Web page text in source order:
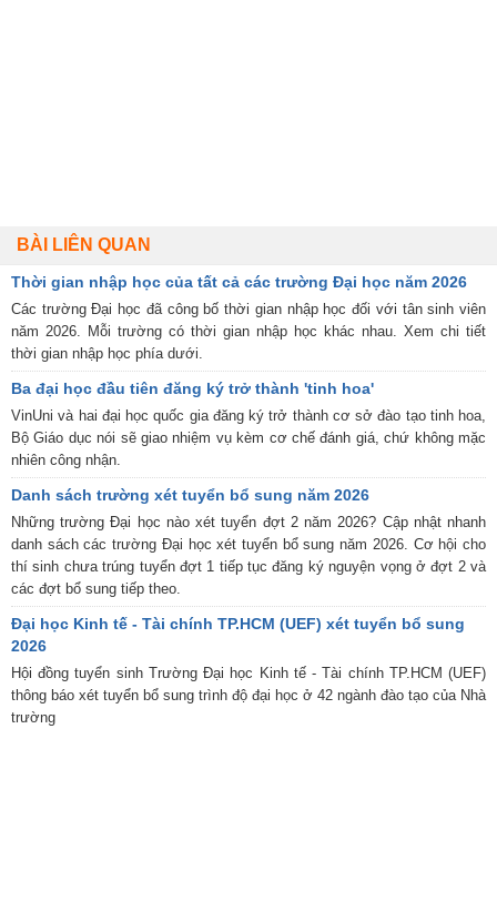
BÀI LIÊN QUAN
Thời gian nhập học của tất cả các trường Đại học năm 2026
Các trường Đại học đã công bố thời gian nhập học đối với tân sinh viên
năm 2026. Mỗi trường có thời gian nhập học khác nhau. Xem chi tiết
thời gian nhập học phía dưới.
Ba đại học đầu tiên đăng ký trở thành 'tinh hoa'
VinUni và hai đại học quốc gia đăng ký trở thành cơ sở đào tạo tinh hoa,
Bộ Giáo dục nói sẽ giao nhiệm vụ kèm cơ chế đánh giá, chứ không mặc
nhiên công nhận.
Danh sách trường xét tuyển bổ sung năm 2026
Những trường Đại học nào xét tuyển đợt 2 năm 2026? Cập nhật nhanh
danh sách các trường Đại học xét tuyển bổ sung năm 2026. Cơ hội cho
thí sinh chưa trúng tuyển đợt 1 tiếp tục đăng ký nguyện vọng ở đợt 2 và
các đợt bổ sung tiếp theo.
Đại học Kinh tế - Tài chính TP.HCM (UEF) xét tuyển bổ sung
2026
Hội đồng tuyển sinh Trường Đại học Kinh tế - Tài chính TP.HCM (UEF)
thông báo xét tuyển bổ sung trình độ đại học ở 42 ngành đào tạo của Nhà
trường